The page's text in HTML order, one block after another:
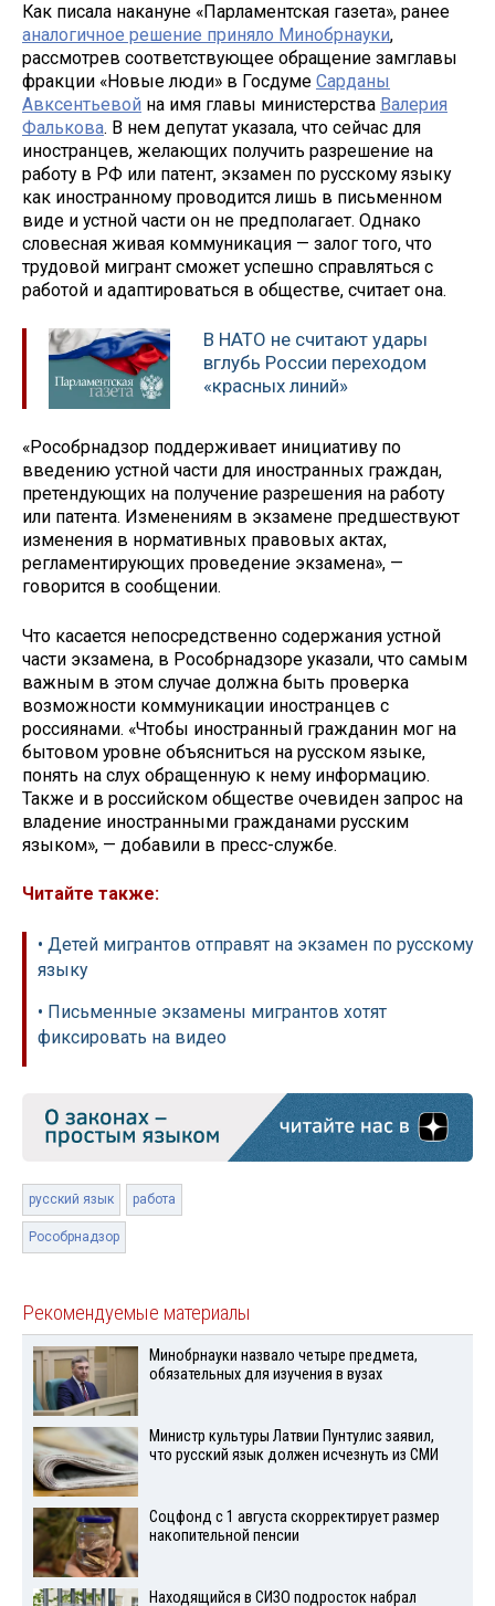
Как писала накануне «Парламентская газета», ранее
аналогичное решение приняло Минобрнауки,
рассмотрев соответствующее обращение замглавы
фракции «Новые люди» в Госдуме Сарданы
Авксентьевой на имя главы министерства Валерия
Фалькова. В нем депутат указала, что сейчас для
иностранцев, желающих получить разрешение на
работу в РФ или патент, экзамен по русскому языку
как иностранному проводится лишь в письменном
виде и устной части он не предполагает. Однако
словесная живая коммуникация — залог того, что
трудовой мигрант сможет успешно справляться с
работой и адаптироваться в обществе, считает она.
В НАТО не считают удары
вглубь России переходом
«красных линий»
«Рособрнадзор поддерживает инициативу по
введению устной части для иностранных граждан,
претендующих на получение разрешения на работу
или патента. Изменениям в экзамене предшествуют
изменения в нормативных правовых актах,
регламентирующих проведение экзамена», —
говорится в сообщении.
Что касается непосредственно содержания устной
части экзамена, в Рособрнадзоре указали, что самым
важным в этом случае должна быть проверка
возможности коммуникации иностранцев с
россиянами. «Чтобы иностранный гражданин мог на
бытовом уровне объясниться на русском языке,
понять на слух обращенную к нему информацию.
Также и в российском обществе очевиден запрос на
владение иностранными гражданами русским
языком», — добавили в пресс-службе.
Читайте также:
• Детей мигрантов отправят на экзамен по русскому
языку
• Письменные экзамены мигрантов хотят
фиксировать на видео
русский язык работа
Рособрнадзор
Рекомендуемые материалы
Минобрнауки назвало четыре предмета,
обязательных для изучения в вузах
Министр культуры Латвии Пунтулис заявил,
что русский язык должен исчезнуть из СМИ
Соцфонд с 1 августа скорректирует размер
накопительной пенсии
Находящийся в СИЗО подросток набрал